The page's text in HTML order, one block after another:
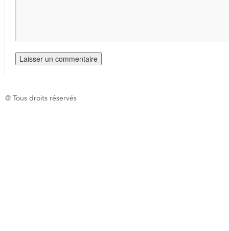
@ Tous droits réservés